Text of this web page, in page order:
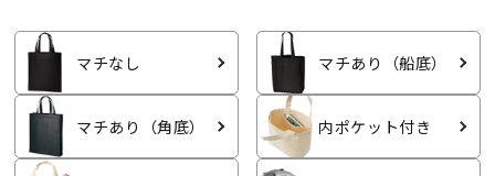
マチなし マチあり （船底）
マチあり （角底） 内ポケット付き